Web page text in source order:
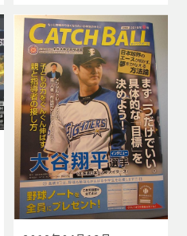
徒のみなさんは普段、勉
強と部活動の両立を実践
しながら、より上を目指
して頑張っているそうで、
非常に熱心に講演を聴い
ていただきました。 講演
終了後の感想を一部ご紹
介します。みなさんの意
気込みが伝わってきまし
た！ ---・自分はテスト
でもスポーツでも自分で